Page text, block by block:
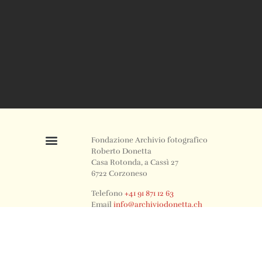
Fondazione Archivio fotografico
Roberto Donetta
Casa Rotonda, a Cassì 27
6722 Corzoneso
Telefono+41 91 871 12 63
Emailinfo@archiviodonetta.ch